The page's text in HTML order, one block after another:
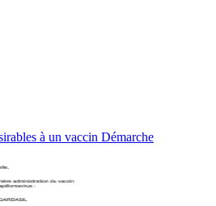
à un vaccin Démarche